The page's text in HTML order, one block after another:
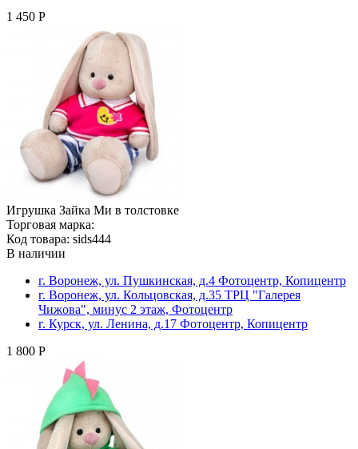
1 450 Р
Игрушка Зайка Ми в толстовке
Торговая марка:
Код товара: sids444
В наличии
г. Воронеж, ул. Пушкинская, д.4 Фотоцентр, Копицентр
г. Воронеж, ул. Кольцовская, д.35 ТРЦ "Галерея
Чижова", минус 2 этаж, Фотоцентр
г. Курск, ул. Ленина, д.17 Фотоцентр, Копицентр
1 800 Р